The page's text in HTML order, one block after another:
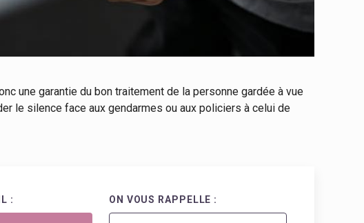
une garantie du bon traitement de la personne gardée à vue
le silence face aux gendarmes ou aux policiers à celui de
: ON VOUS RAPPELLE :